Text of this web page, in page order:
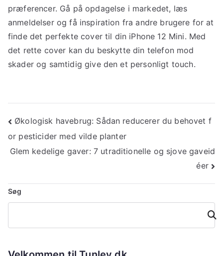
præferencer. Gå på opdagelse i markedet, læs
anmeldelser og få inspiration fra andre brugere for at
finde det perfekte cover til din iPhone 12 Mini. Med
det rette cover kan du beskytte din telefon mod
skader og samtidig give den et personligt touch.
Indlægsnavigation
Økologisk havebrug: Sådan reducerer du behovet f
or pesticider med vilde planter
Glem kedelige gaver: 7 utraditionelle og sjove gaveid
éer
Søg
Søg